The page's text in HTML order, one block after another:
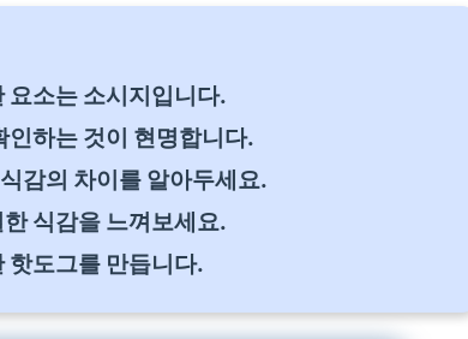
요소는 소시지입니다.
인하는 것이 현명합니다.
감의 차이를 알아두세요.
식감을 느껴보세요.
핫도그를 만듭니다.